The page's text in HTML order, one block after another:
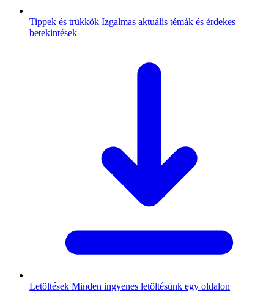
Tippek és trükkök Izgalmas aktuális témák és érdekes
betekintések
Letöltések Minden ingyenes letöltésünk egy oldalon